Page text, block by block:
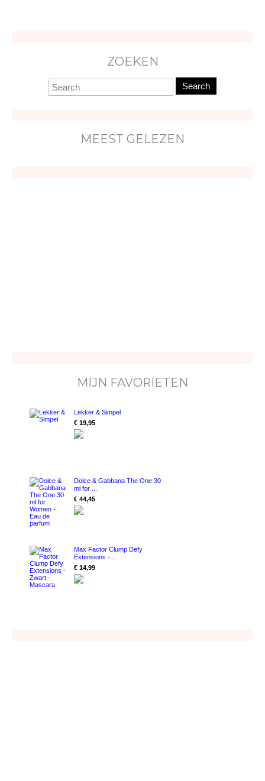
ZOEKEN
Search
MEEST GELEZEN
MIJN FAVORIETEN
Lekker & Simpel
€ 19,95
Dolce & Gabbana The One 30
ml for ...
€ 44,45
Max Factor Clump Defy
Extensions -...
€ 14,99